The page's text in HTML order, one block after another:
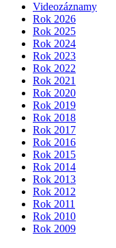
Videozáznamy
Rok 2026
Rok 2025
Rok 2024
Rok 2023
Rok 2022
Rok 2021
Rok 2020
Rok 2019
Rok 2018
Rok 2017
Rok 2016
Rok 2015
Rok 2014
Rok 2013
Rok 2012
Rok 2011
Rok 2010
Rok 2009